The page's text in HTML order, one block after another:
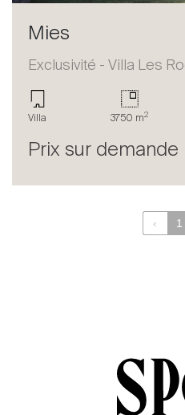
Mies
Villa 3750 m2
Prix sur demande
‹ 1